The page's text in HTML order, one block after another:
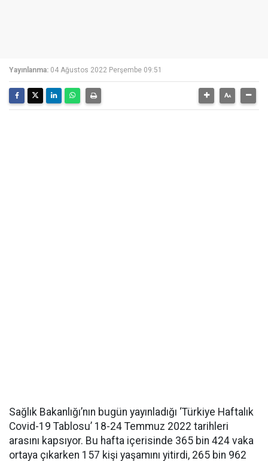
Yayınlanma: 04 Ağustos 2022 Perşembe 09:51
Sağlık Bakanlığı’nın bugün yayınladığı ‘Türkiye Haftalık
Covid-19 Tablosu’ 18-24 Temmuz 2022 tarihleri
arasını kapsıyor. Bu hafta içerisinde 365 bin 424 vaka
ortaya çıkarken 157 kişi yaşamını yitirdi, 265 bin 962